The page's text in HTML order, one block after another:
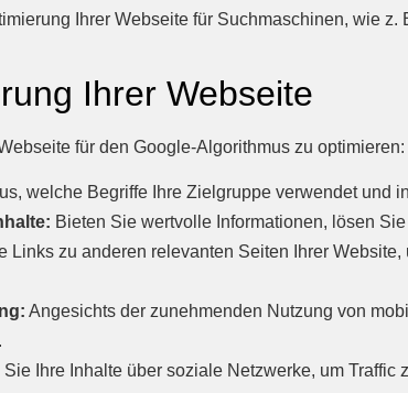
Ihrer Webseite für Suchmaschinen, wie
Ihrer Webseite
für den Google-Algorithmus zu optimieren:
welche Begriffe Ihre Zielgruppe verwendet und
Bieten Sie wertvolle Informationen, lösen
Links zu anderen relevanten Seiten Ihrer
Angesichts der zunehmenden Nutzung von
Sie Ihre Inhalte über soziale Netzwerke, um Traffic